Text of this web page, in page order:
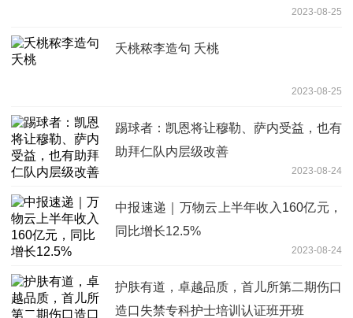
2023-08-25
夭桃秾李造句 夭桃
2023-08-25
踢球者：凯恩将让穆勒、萨内受益，也有
助拜仁队内层级改善
2023-08-24
中报速递｜万物云上半年收入160亿元，
同比增长12.5%
2023-08-24
护肤有道，卓越品质，首儿所第二期伤口
造口失禁专科护士培训认证班开班